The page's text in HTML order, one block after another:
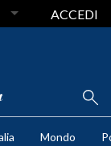
ACCEDI
Mondo